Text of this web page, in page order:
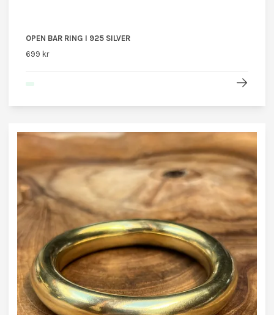
OPEN BAR RING I 925 SILVER
699 kr